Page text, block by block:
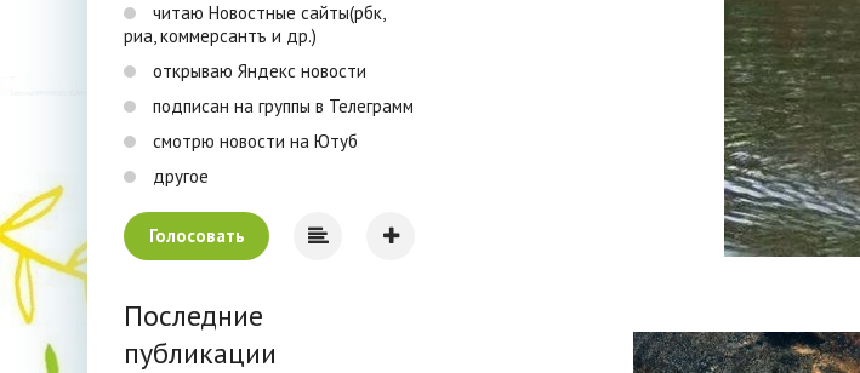
читаю Новостные сайты(рбк,
риа, коммерсантъ и др.)
открываю Яндекс новости
подписан на группы в Телеграмм
смотрю новости на Ютуб
другое
Голосовать
Последние
публикации